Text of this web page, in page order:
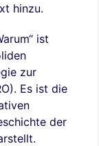
hinzu.
ist
zur
Es ist die
der